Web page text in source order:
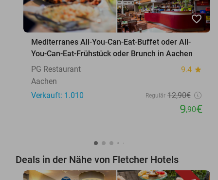
favorite_border
Mediterranes All-You-Can-Eat-Buffet oder All-
You-Can-Eat-Frühstück oder Brunch in Aachen
PG Restaurant
9.4 star
Aachen
Verkauft: 1.010
Regulär 12,90€
9,90€
Deals in der Nähe von Fletcher Hotels